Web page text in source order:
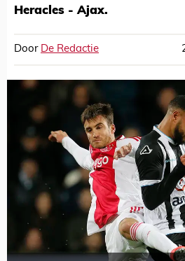
Heracles - Ajax.
Door De Redactie